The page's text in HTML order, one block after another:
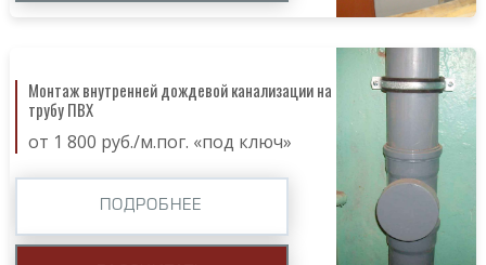
Монтаж внутренней дождевой канализации на
трубу ПВХ
от 1 800 руб./м.пог. «под ключ»
ПОДРОБНЕЕ